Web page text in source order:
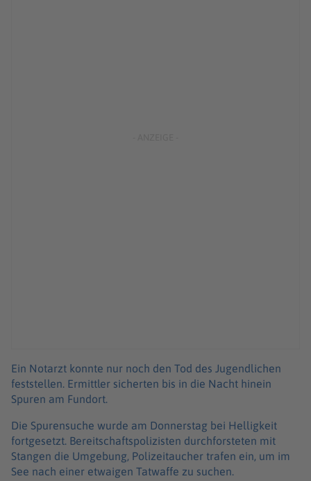
Ein Notarzt konnte nur noch den Tod des Jugendlichen
feststellen. Ermittler sicherten bis in die Nacht hinein
Spuren am Fundort.
Die Spurensuche wurde am Donnerstag bei Helligkeit
fortgesetzt. Bereitschaftspolizisten durchforsteten mit
Stangen die Umgebung, Polizeitaucher trafen ein, um im
See nach einer etwaigen Tatwaffe zu suchen.